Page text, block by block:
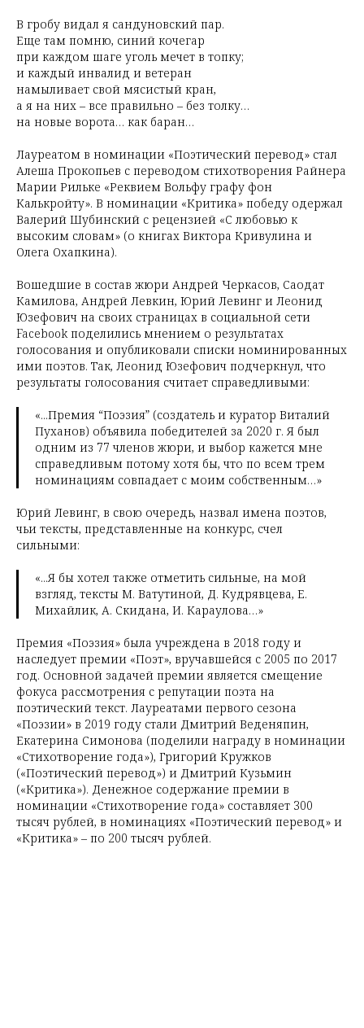
В гробу видал я сандуновский пар.
Еще там помню, синий кочегар
при каждом шаге уголь мечет в топку;
и каждый инвалид и ветеран
намыливает свой мясистый кран,
а я на них – все правильно – без толку…
на новые ворота… как баран…
Лауреатом в номинации «Поэтический перевод» стал
Алеша Прокопьев с переводом стихотворения Райнера
Марии Рильке «Реквием Вольфу графу фон
Калькройту». В номинации «Критика» победу одержал
Валерий Шубинский с рецензией «С любовью к
высоким словам» (о книгах Виктора Кривулина и
Олега Охапкина).
Вошедшие в состав жюри Андрей Черкасов, Саодат
Камилова, Андрей Левкин, Юрий Левинг и Леонид
Юзефович на своих страницах в социальной сети
Facebook поделились мнением о результатах
голосования и опубликовали списки номинированных
ими поэтов. Так, Леонид Юзефович подчеркнул, что
результаты голосования считает справедливыми:
«...Премия “Поэзия” (создатель и куратор Виталий
Пуханов) объявила победителей за 2020 г. Я был
одним из 77 членов жюри, и выбор кажется мне
справедливым потому хотя бы, что по всем трем
номинациям совпадает с моим собственным…»
Юрий Левинг, в свою очередь, назвал имена поэтов,
чьи тексты, представленные на конкурс, счел
сильными:
«...Я бы хотел также отметить сильные, на мой
взгляд, тексты М. Ватутиной, Д. Кудрявцева, Е.
Михайлик, А. Скидана, И. Караулова…»
Премия «Поэзия» была учреждена в 2018 году и
наследует премии «Поэт», вручавшейся с 2005 по 2017
год. Основной задачей премии является смещение
фокуса рассмотрения с репутации поэта на
поэтический текст. Лауреатами первого сезона
«Поэзии» в 2019 году стали Дмитрий Веденяпин,
Екатерина Симонова (поделили награду в номинации
«Стихотворение года»), Григорий Кружков
(«Поэтический перевод») и Дмитрий Кузьмин
(«Критика»). Денежное содержание премии в
номинации «Стихотворение года» составляет 300
тысяч рублей, в номинациях «Поэтический перевод» и
«Критика» – по 200 тысяч рублей.